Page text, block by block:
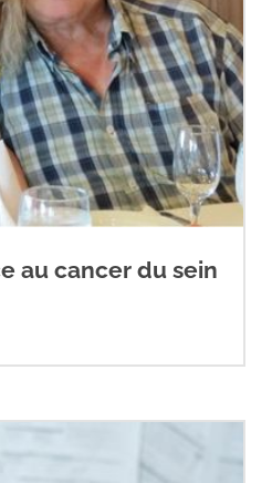
au cancer du sein